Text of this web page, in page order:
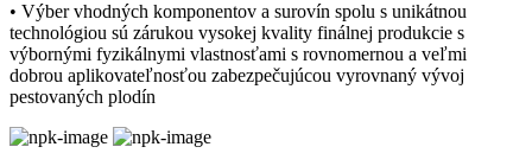
• Výber vhodných komponentov a surovín spolu s unikátnou
technológiou sú zárukou vysokej kvality finálnej produkcie s
výbornými fyzikálnymi vlastnosťami s rovnomernou a veľmi
dobrou aplikovateľnosťou zabezpečujúcou vyrovnaný vývoj
pestovaných plodín